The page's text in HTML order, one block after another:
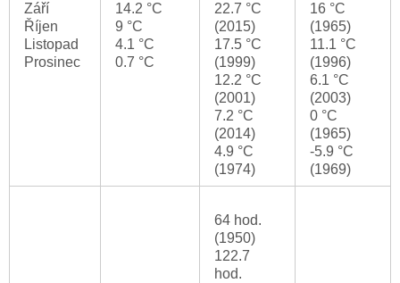
Září
Říjen
Listopad
Prosinec
14.2 °C
9 °C
4.1 °C
0.7 °C
22.7 °C
(2015)
17.5 °C
(1999)
12.2 °C
(2001)
7.2 °C
(2014)
4.9 °C
(1974)
16 °C
(1965)
11.1 °C
(1996)
6.1 °C
(2003)
0 °C
(1965)
-5.9 °C
(1969)
64 hod.
(1950)
122.7
hod.